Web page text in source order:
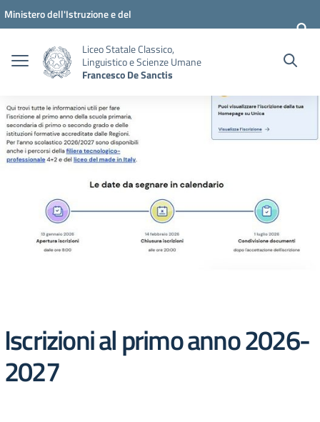
Vai ai contenuti
Vai al menu di navigazione
Vai al footer
Ministero dell'Istruzione e del
Liceo Statale Classico,
Linguistico e Scienze Umane
Francesco De Sanctis
Iscrizioni al primo anno 2026-
2027